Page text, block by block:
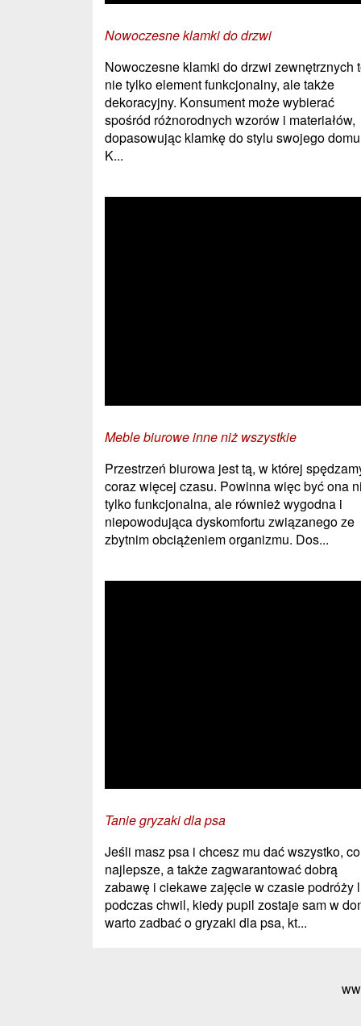
Nowoczesne klamki do drzwi
Nowoczesne klamki do drzwi zewnętrznych
nie tylko element funkcjonalny, ale także
dekoracyjny. Konsument może wybierać
spośród różnorodnych wzorów i materiałów,
dopasowując klamkę do stylu swojego
K...
Meble biurowe inne niż wszystkie
Przestrzeń biurowa jest tą, w której
coraz więcej czasu. Powinna więc być ona
tylko funkcjonalna, ale również wygodna i
niepowodująca dyskomfortu związanego ze
zbytnim obciążeniem organizmu. Dos...
Tanie gryzaki dla psa
Jeśli masz psa i chcesz mu dać wszystko, co
najlepsze, a także zagwarantować dobrą
zabawę i ciekawe zajęcie w czasie podróży
podczas chwil, kiedy pupil zostaje sam w
warto zadbać o gryzaki dla psa, kt...